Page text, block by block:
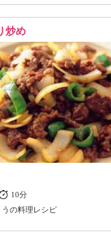
炒め
10分
の料理レシピ